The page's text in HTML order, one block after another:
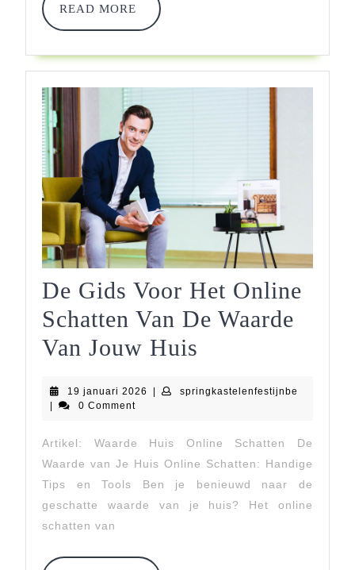
En
Methoden
READ MORE
READ
MORE
De Gids Voor Het Online
Schatten Van De Waarde
Van Jouw Huis
Voor
Het
Online
Schatten
Van
19 januari 2026 19
springkastelenfestijnbe
0 Comment
Artikel: Waarde Huis Online Schatten De
Waarde van Je Huis Online Schatten: Handige
Tips en Tools Ben je benieuwd naar de
geschatte waarde van je huis? Het online
schatten van